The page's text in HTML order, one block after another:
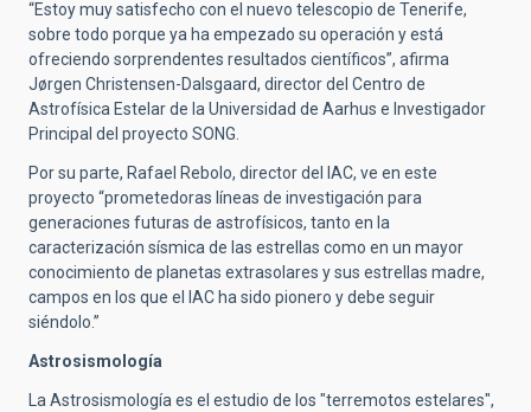
“Estoy muy satisfecho con el nuevo telescopio de Tenerife,
sobre todo porque ya ha empezado su operación y está
ofreciendo sorprendentes resultados científicos”, afirma
Jørgen Christensen-Dalsgaard, director del Centro de
Astrofísica Estelar de la Universidad de Aarhus e Investigador
Principal del proyecto SONG.
Por su parte, Rafael Rebolo, director del IAC, ve en este
proyecto “prometedoras líneas de investigación para
generaciones futuras de astrofísicos, tanto en la
caracterización sísmica de las estrellas como en un mayor
conocimiento de planetas extrasolares y sus estrellas madre,
campos en los que el IAC ha sido pionero y debe seguir
siéndolo.”
Astrosismología
La Astrosismología es el estudio de los "terremotos estelares",